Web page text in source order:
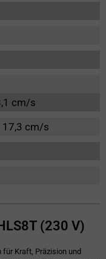
cm/s
17,3 cm/s
(230 V)
Kraft, Präzision und